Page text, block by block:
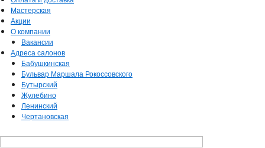
Мастерская
Акции
О компании
Вакансии
Адреса салонов
Бабушкинская
Бульвар Маршала Рокоссовского
Бутырский
Жулебино
Ленинский
Чертановская